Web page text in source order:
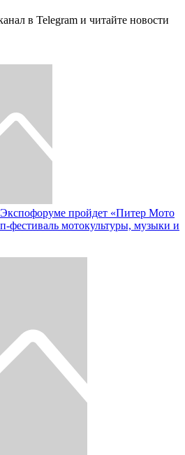
в Telegram и читайте новости
пройдет «Питер Мото
мотокультуры, музыки и